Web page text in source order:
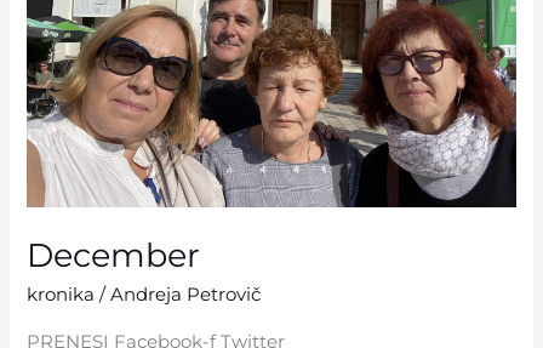
December
kronika /Andreja Petrovič
PRENESI Facebook-f Twitter